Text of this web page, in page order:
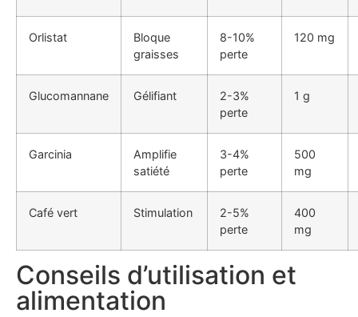
Orlistat
Bloque
graisses
8-10%
perte
120 mg
Glucomannane Gélifiant
2-3%
perte
1 g
Garcinia
Amplifie
satiété
3-4%
perte
500
mg
Café vert Stimulation
2-5%
perte
400
mg
Conseils d’utilisation et
alimentation